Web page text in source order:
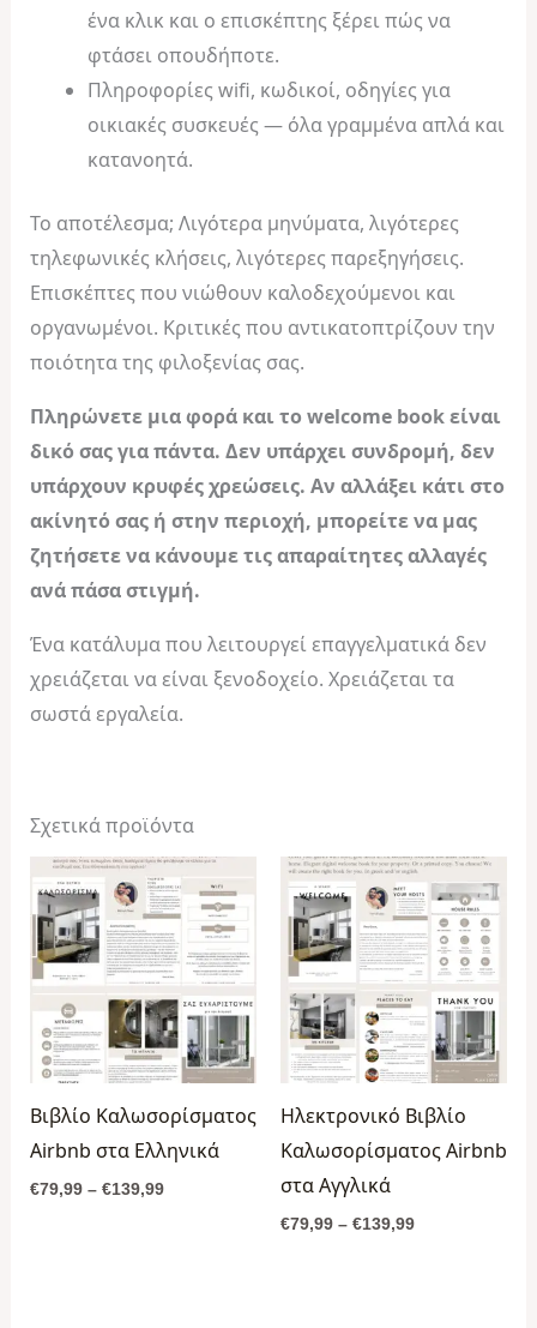
ένα κλικ και ο επισκέπτης ξέρει πώς να
φτάσει οπουδήποτε.
Πληροφορίες wifi, κωδικοί, οδηγίες για
οικιακές συσκευές — όλα γραμμένα απλά και
κατανοητά.
Το αποτέλεσμα; Λιγότερα μηνύματα, λιγότερες
τηλεφωνικές κλήσεις, λιγότερες παρεξηγήσεις.
Επισκέπτες που νιώθουν καλοδεχούμενοι και
οργανωμένοι. Κριτικές που αντικατοπτρίζουν την
ποιότητα της φιλοξενίας σας.
Πληρώνετε μια φορά και το welcome book είναι
δικό σας για πάντα. Δεν υπάρχει συνδρομή, δεν
υπάρχουν κρυφές χρεώσεις. Αν αλλάξει κάτι στο
ακίνητό σας ή στην περιοχή, μπορείτε να μας
ζητήσετε να κάνουμε τις απαραίτητες αλλαγές
ανά πάσα στιγμή.
Ένα κατάλυμα που λειτουργεί επαγγελματικά δεν
χρειάζεται να είναι ξενοδοχείο. Χρειάζεται τα
σωστά εργαλεία.
Σχετικά προϊόντα
Βιβλίο Καλωσορίσματος
Airbnb στα Ελληνικά
€79,99 – €139,99
Price
range:
€79,99
through
€139,99
Ηλεκτρονικό Βιβλίο
Καλωσορίσματος Airbnb
στα Αγγλικά
€79,99 – €139,99
Price
range:
€79,99
through
€139,99